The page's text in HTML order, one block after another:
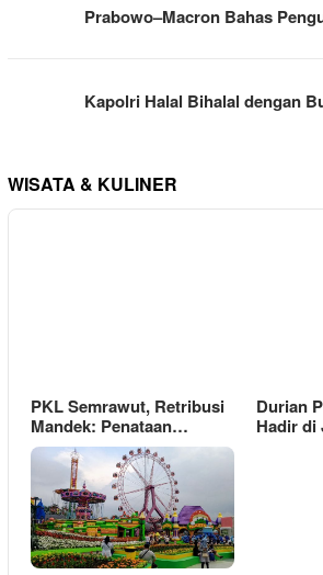
Prabowo–Macron Bahas
Kapolri Halal Bihalal dengan
WISATA & KULINER
PKL Semrawut, Retribusi
Mandek: Penataan…
Durian
Hadir